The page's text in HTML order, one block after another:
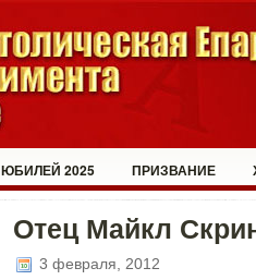
ЮБИЛЕЙ 2025 ПРИЗВАНИЕ
Отец Майкл
3 февраля, 2012